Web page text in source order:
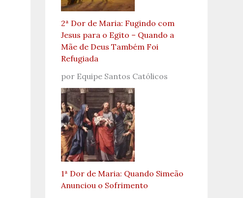
2ª Dor de Maria: Fugindo com
Jesus para o Egito – Quando a
Mãe de Deus Também Foi
Refugiada
por Equipe Santos Católicos
1ª Dor de Maria: Quando Simeão
Anunciou o Sofrimento